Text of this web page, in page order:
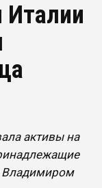
Италии
активы на
Владимиром